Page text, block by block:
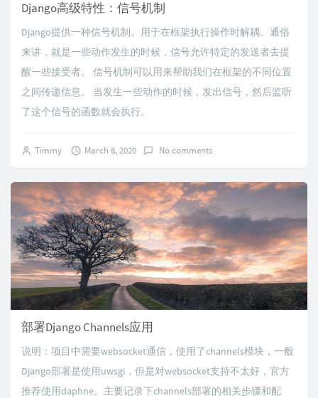
Django高级特性：信号机制
Django提供一种信号机制。用于在框架执行操作时解耦。通俗
来讲，就是一些动作发生的时候，信号允许特定的发送者去提
醒一些接受者。 信号机制可以用来帮助我们在框架的不同位置
之间传递信息。 当发生一些动作的时候，发出信号，然后监听
了这个信号的函数就会执行。
Timmy March 8, 2020 No comments
部署Django Channels应用
说明：项目中需要websocket通信，使用了channels模块，一般
Django部署是使用uwsgi，但是对websocket支持不太好，官方
推荐使用daphne。主要记录下channels部署的相关步骤和配